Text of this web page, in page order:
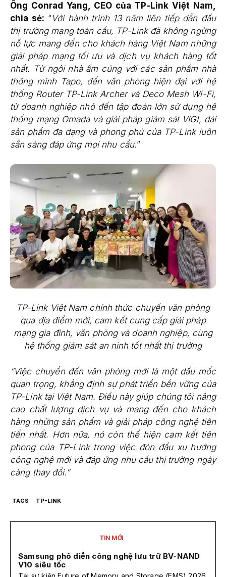
Ông Conrad Yang, CEO của TP-Link Việt Nam,
chia sẻ: “Với hành trình 13 năm liên tiếp dẫn đầu
thị trường mạng toàn cầu, TP-Link đã không ngừng
nỗ lực mang đến cho khách hàng Việt Nam những
giải pháp mạng tối ưu và dịch vụ khách hàng tốt
nhất. Từ ngôi nhà ấm cúng với các sản phẩm nhà
thông minh Tapo, đến văn phòng hiện đại với hệ
thống Router TP-Link Archer và Deco Mesh Wi-Fi,
từ doanh nghiệp nhỏ đến tập đoàn lớn sử dụng hệ
thống mạng Omada và giải pháp giám sát VIGI, dải
sản phẩm đa dạng và phong phú của TP-Link luôn
sẵn sàng đáp ứng mọi nhu cầu.”
TP-Link Việt Nam chính thức chuyển văn phòng
qua địa điểm mới, cam kết cung cấp giải pháp
mạng gia đình, văn phòng và doanh nghiệp, cùng
hệ thống giám sát an ninh tốt nhất thị trường
“Việc chuyển đến văn phòng mới là một dấu mốc
quan trọng, khẳng định sự phát triển bền vững của
TP-Link tại Việt Nam. Điều này giúp chúng tôi nâng
cao chất lượng dịch vụ và mang đến cho khách
hàng những sản phẩm và giải pháp công nghệ tiên
tiến nhất. Hơn nữa, nó còn thể hiện cam kết tiên
phong của TP-Link trong việc đón đầu xu hướng
công nghệ mới và đáp ứng nhu cầu thị trường ngày
càng thay đổi.”
TAGS TP-LINK
TIN MỚI
Samsung phô diễn công nghệ lưu trữ BV-NAND
V10 siêu tốc